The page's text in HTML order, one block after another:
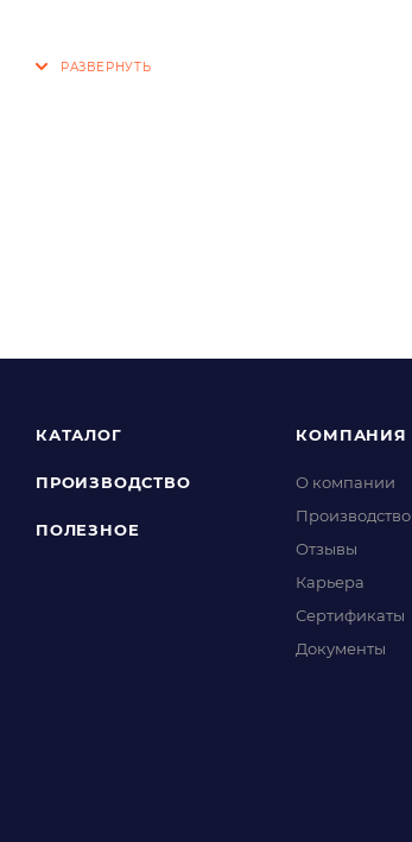
КАТАЛОГ
ПРОИЗВОДСТВО
ПОЛЕЗНОЕ
КОМПАНИЯ
О компании
Производство
Отзывы
Карьера
Сертификаты
Документы